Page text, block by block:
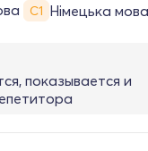
С1 Німецька мова
показывается и